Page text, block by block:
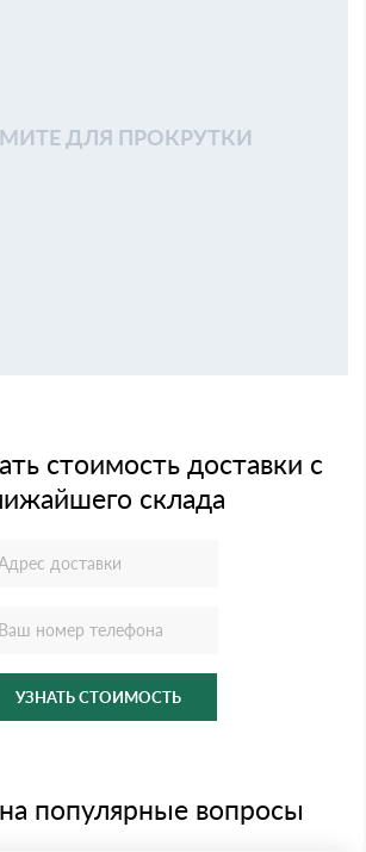
ДЛЯ ПРОКРУТКИ
стоимость доставки с
склада
УЗНАТЬ СТОИМОСТЬ
популярные вопросы